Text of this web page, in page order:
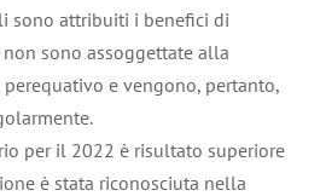
sono attribuiti i benefici di
sono assoggettate alla
e vengono, pertanto,
per il 2022 è risultato superiore
è stata riconosciuta nella